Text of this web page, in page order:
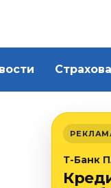
Т-Банк